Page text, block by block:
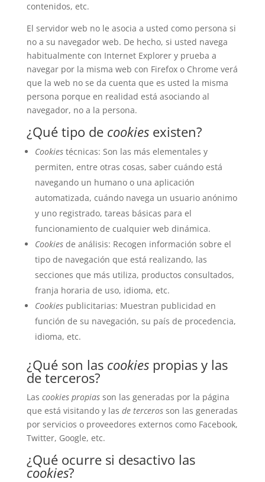
contenidos, etc.
El servidor web no le asocia a usted como persona si
no a su navegador web. De hecho, si usted navega
habitualmente con Internet Explorer y prueba a
navegar por la misma web con Firefox o Chrome verá
que la web no se da cuenta que es usted la misma
persona porque en realidad está asociando al
navegador, no a la persona.
¿Qué tipo de cookiesexisten?
Cookiestécnicas: Son las más elementales y
permiten, entre otras cosas, saber cuándo está
navegando un humano o una aplicación
automatizada, cuándo navega un usuario anónimo
y uno registrado, tareas básicas para el
funcionamiento de cualquier web dinámica.
Cookiesde análisis: Recogen información sobre el
tipo de navegación que está realizando, las
secciones que más utiliza, productos consultados,
franja horaria de uso, idioma, etc.
Cookiespublicitarias: Muestran publicidad en
función de su navegación, su país de procedencia,
idioma, etc.
¿Qué son las cookiespropias y las
de terceros?
Las cookies propiasson las generadas por la página
que está visitando y las de tercerosson las generadas
por servicios o proveedores externos como Facebook,
Twitter, Google, etc.
¿Qué ocurre si desactivo las
cookies?